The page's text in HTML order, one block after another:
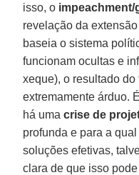
isso, o impeachment/
revelação da
baseia o sistema
funcionam ocultas e
xeque), o resultado
extremamente árduo.
há umacrise de
profunda e para a
soluções efetivas,
clara de que isso